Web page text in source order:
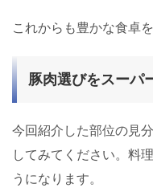
これからも豊かな食卓
豚肉選びをスーパ
今回紹介した部位の見
してみてください。料
うになります。